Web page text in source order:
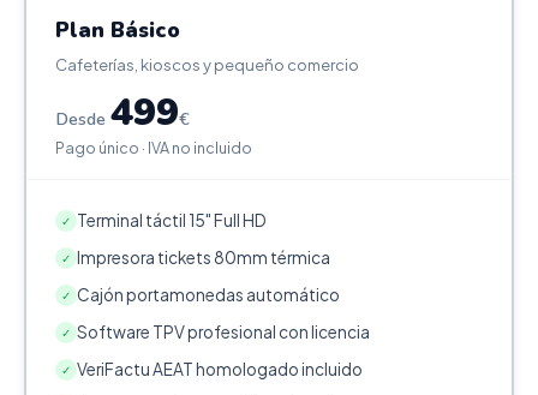
Plan Básico
Cafeterías, kioscos y pequeño comercio
Desde 499€
Pago único · IVA no incluido
✓ Terminal táctil 15" Full HD
✓ Impresora tickets 80mm térmica
✓ Cajón portamonedas automático
✓ Software TPV profesional con licencia
✓ VeriFactu AEAT homologado incluido